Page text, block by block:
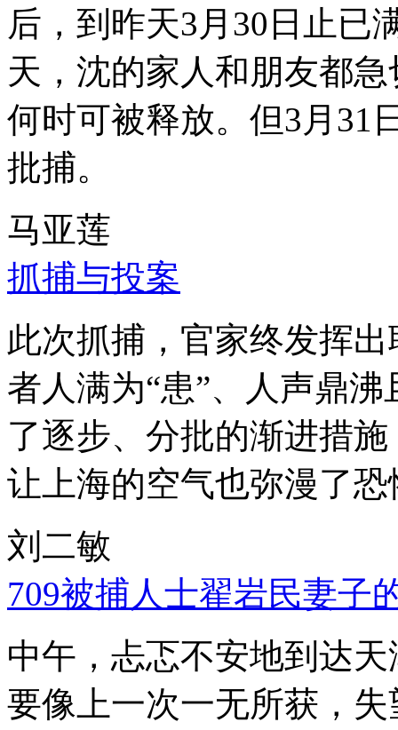
后，到昨天3月30日止已
天，沈的家人和朋友都
何时可被释放。但3月31
批捕。
马亚莲
抓捕与投案
此次抓捕，官家终发挥
者人满为“患”、人声鼎
了逐步、分批的渐进措
让上海的空气也弥漫了
刘二敏
709被捕人士翟岩民妻子
中午，忐忑不安地到达
要像上一次一无所获，